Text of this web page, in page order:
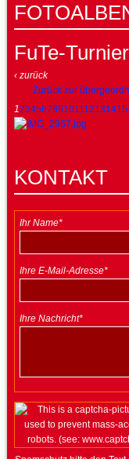
FuTe-Turnier
‹ zurück
Zurück zur
123456789101112131415
KONTAKT
Ihr Name*
Ihre E-Mail-Adresse*
Ihre Nachricht*